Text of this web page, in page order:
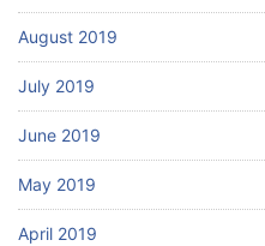
August 2019
July 2019
June 2019
May 2019
April 2019